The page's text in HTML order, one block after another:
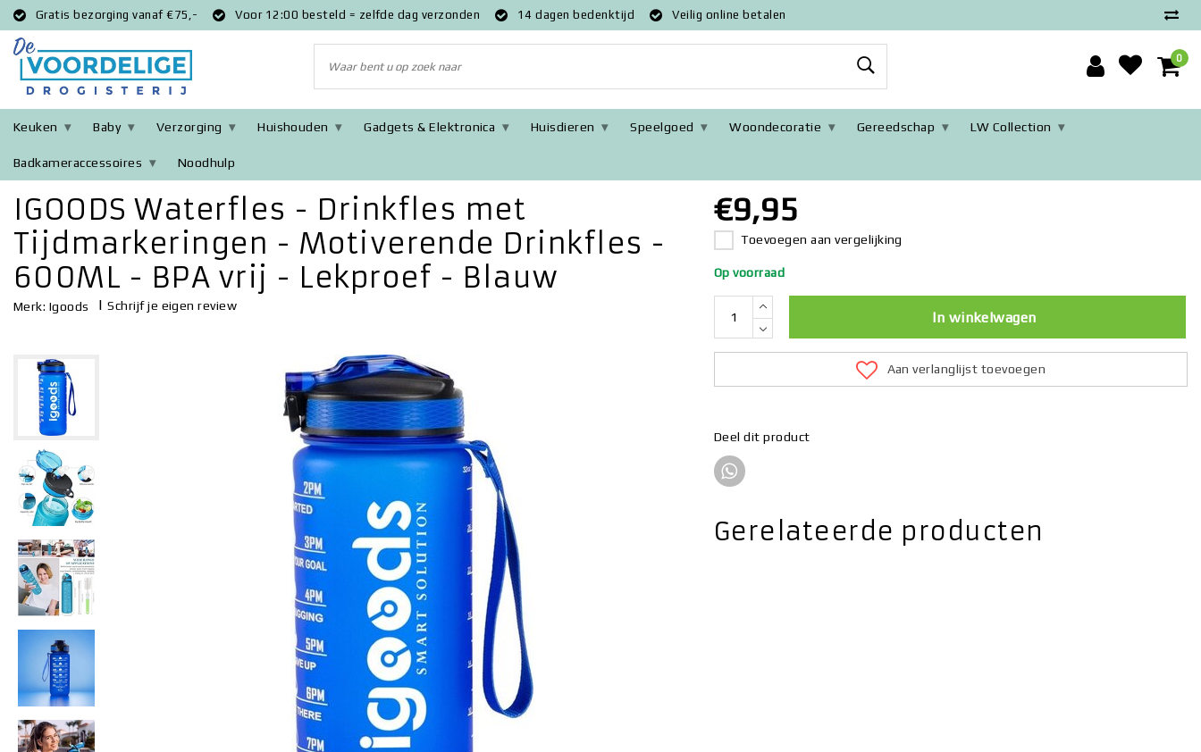
Gratis bezorging vanaf €75,- Voor 12:00 besteld = zelfde dag verzonden 14 dagen bedenktijd Veilig online betalen
0
Keuken Baby Verzorging Huishouden Gadgets & Elektronica Huisdieren Speelgoed Woondecoratie Gereedschap LW Collection
Badkameraccessoires Noodhulp
Terug naar Home|IGOODS Waterfles - Drinkfles met Tijdmarkeringen - Motiverende Drinkfles - 600ML - BPA vrij - Lekproef - Blauw
IGOODS Waterfles - Drinkfles met
Tijdmarkeringen - Motiverende Drinkfles -
600ML - BPA vrij - Lekproef - Blauw
Merk: Igoods |Schrijf je eigen review
€9,95
Toevoegen aan vergelijking
Op voorraad
In winkelwagen
Aan verlanglijst toevoegen
Deel dit product
Gerelateerde producten